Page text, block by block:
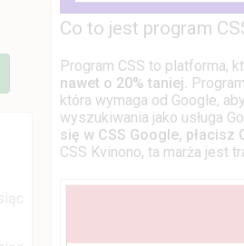
Co to jest program
Program CSS to platforma,
nawet o 20% taniej.
która wymaga od Google,
wyszukiwania jako usługa
się w CSS Google, płacisz
CSS Kvinono, ta marża jest